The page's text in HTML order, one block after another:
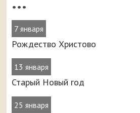
•••
7 января
Рождество Христово
13 января
Старый Новый год
25 января